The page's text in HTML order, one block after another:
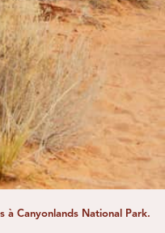
à Canyonlands National Park.